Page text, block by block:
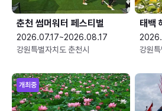
춘천 썸머워터 페스티벌
2026.07.17~2026.08.17
강원특별자치도 춘천시
태백
강원
개최중